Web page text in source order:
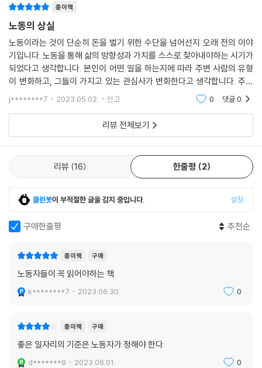
종이책
노동의 상실
노동이라는 것이 단순히 돈을 벌기 위한 수단을 넘어선지 오래 전의 이야
기입니다. 노동을 통해 삶의 방향성과 가치를 스스로 찾아내야하는 시기가
되었다고 생각합니다. 본인이 어떤 일을 하는지에 따라 주변 사람의 유형
이 변화하고, 그들이 가지고 있는 관심사가 변화한다고 생각합니다. 주위
에 있는 사람들이 '어떤 일'을 하는지 중요하지 않았습니다. 학생이라는 이
름으로 같은 학
j********7 2023.05.02. 신고 0 댓글0
리뷰 전체보기
리뷰 16 한줄평 2
클린봇이 부적절한 글을 감지 중입니다. 설정
구매한줄평 추천순
종이책 구매
노동자들이 꼭 읽어야하는 책
k********7 2023.06.30. 0
종이책 구매
좋은 일자리의 기준은 노동자가 정해야 한다.
d*******8 2023.06.01. 0